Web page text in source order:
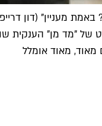
באמת מעניין" (דון
של "מד מן"
מאוד אומלל